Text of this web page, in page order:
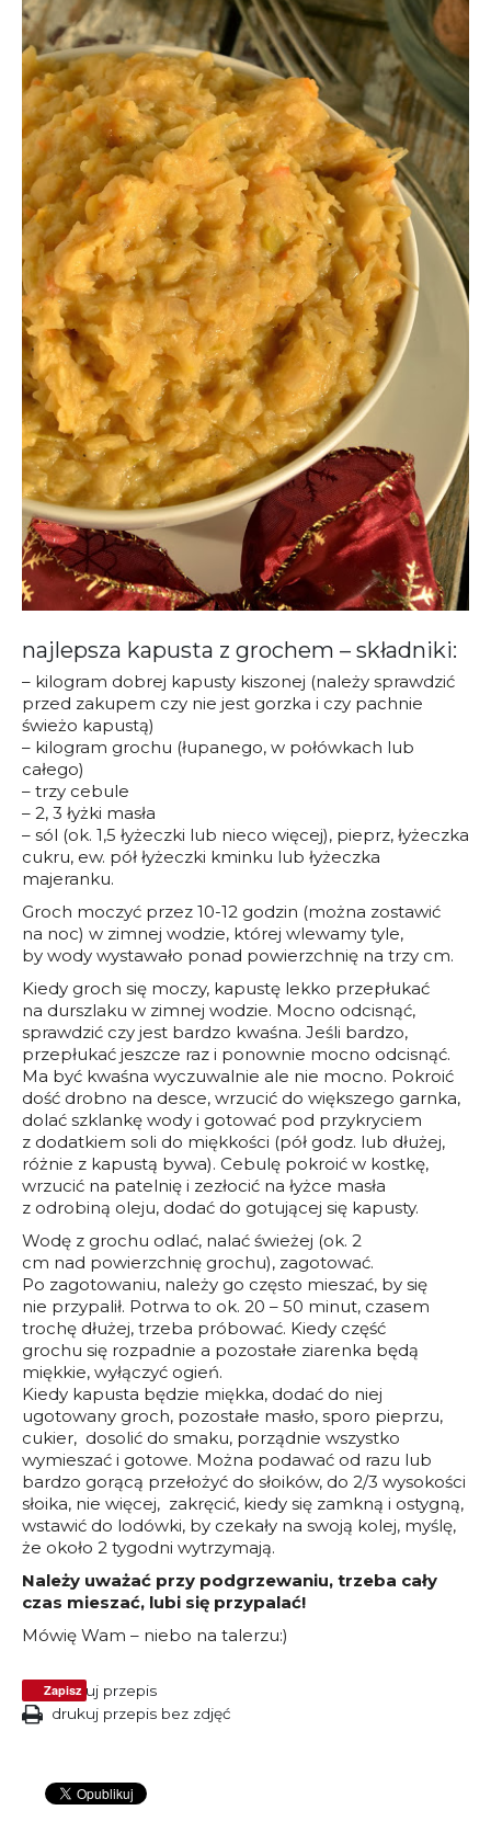
najlepsza kapusta z grochem – składniki:
– kilogram dobrej kapusty kiszonej (należy sprawdzić
przed zakupem czy nie jest gorzka i czy pachnie
świeżo kapustą)
– kilogram grochu (łupanego, w połówkach lub
całego)
– trzy cebule
– 2, 3 łyżki masła
– sól (ok. 1,5 łyżeczki lub nieco więcej), pieprz, łyżeczka
cukru, ew. pół łyżeczki kminku lub łyżeczka
majeranku.
Groch moczyć przez 10-12 godzin (można zostawić
na noc) w zimnej wodzie, której wlewamy tyle,
by wody wystawało ponad powierzchnię na trzy cm.
Kiedy groch się moczy, kapustę lekko przepłukać
na durszlaku w zimnej wodzie. Mocno odcisnąć,
sprawdzić czy jest bardzo kwaśna. Jeśli bardzo,
przepłukać jeszcze raz i ponownie mocno odcisnąć.
Ma być kwaśna wyczuwalnie ale nie mocno. Pokroić
dość drobno na desce, wrzucić do większego garnka,
dolać szklankę wody i gotować pod przykryciem
z dodatkiem soli do miękkości (pół godz. lub dłużej,
różnie z kapustą bywa). Cebulę pokroić w kostkę,
wrzucić na patelnię i zezłocić na łyżce masła
z odrobiną oleju, dodać do gotującej się kapusty.
Wodę z grochu odlać, nalać świeżej (ok. 2
cm nad powierzchnię grochu), zagotować.
Po zagotowaniu, należy go często mieszać, by się
nie przypalił. Potrwa to ok. 20 – 50 minut, czasem
trochę dłużej, trzeba próbować. Kiedy część
grochu się rozpadnie a pozostałe ziarenka będą
miękkie, wyłączyć ogień.
Kiedy kapusta będzie miękka, dodać do niej
ugotowany groch, pozostałe masło, sporo pieprzu,
cukier, dosolić do smaku, porządnie wszystko
wymieszać i gotowe. Można podawać od razu lub
bardzo gorącą przełożyć do słoików, do 2/3 wysokości
słoika, nie więcej, zakręcić, kiedy się zamkną i ostygną,
wstawić do lodówki, by czekały na swoją kolej, myślę,
że około 2 tygodni wytrzymają.
Należy uważać przy podgrzewaniu, trzeba cały
czas mieszać, lubi się przypalać!
Mówię Wam – niebo na talerzu:)
Zapisz
drukuj przepis
drukuj przepis bez zdjęć